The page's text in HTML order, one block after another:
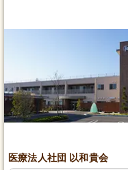
医療法人社団 以和貴会